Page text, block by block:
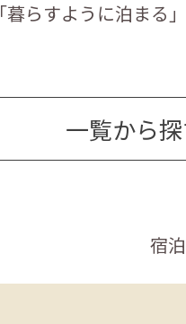
「暮らすように泊まる
一覧から
宿